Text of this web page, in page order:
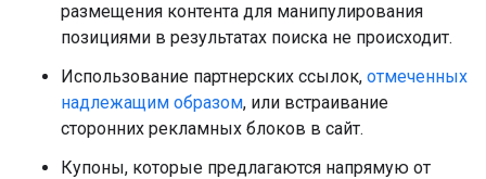
размещения контента для манипулирования
позициями в результатах поиска не происходит.
Использование партнерских ссылок, отмеченных
надлежащим образом, или встраивание
сторонних рекламных блоков в сайт.
Купоны, которые предлагаются напрямую от